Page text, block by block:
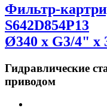
Фильтр-
S642D854P13
Ø340 x G3/4" x
Гидравлические
приводом